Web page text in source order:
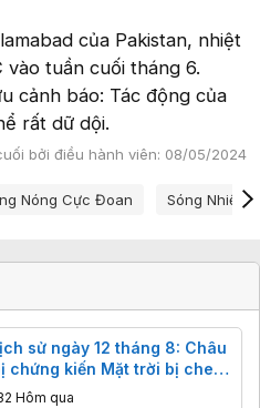
của Pakistan, nhiệt
tuần cuối tháng 6.
cảnh báo: Tác động của
rất dữ dội.
bởi điều hành viên: 08/05/2024
Nóng Cực Đoan Sóng Nhiệt
sử ngày 12 tháng 8: Châu
chứng kiến Mặt trời bị che
Hôm qua